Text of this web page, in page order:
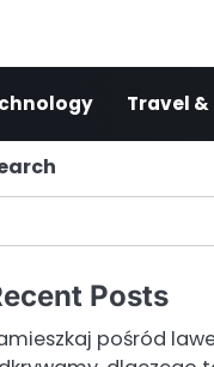
Travel &
Posts
pośród